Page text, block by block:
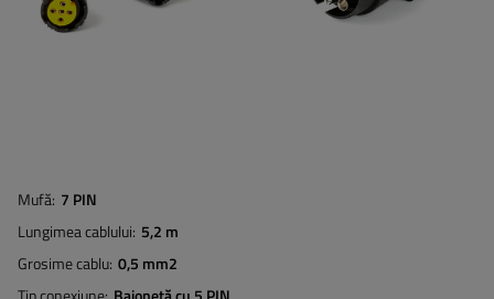
Mufă 7 PIN
Lungimea cablului 5,2 m
Grosime cablu 0,5 mm2